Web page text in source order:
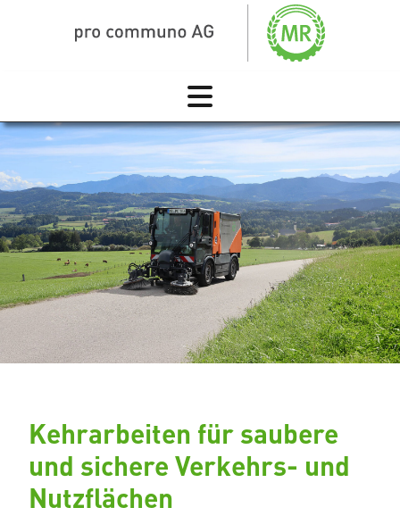
Kehrarbeiten für saubere
und sichere Verkehrs- und
Nutzflächen